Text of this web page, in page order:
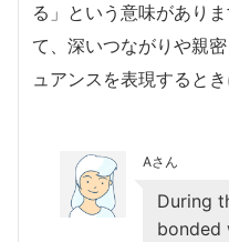
る」という意味があり
て、深いつながりや親
ュアンスを表現するとき
Aさん
During
bonded